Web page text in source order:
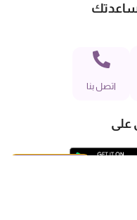
اتصل بنا
على